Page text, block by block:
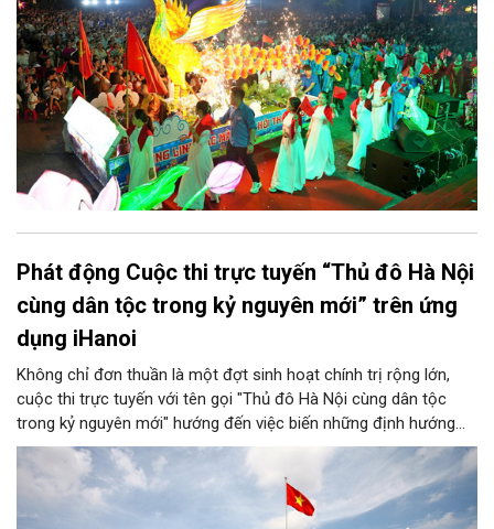
Phát động Cuộc thi trực tuyến “Thủ đô Hà Nội
cùng dân tộc trong kỷ nguyên mới” trên ứng
dụng iHanoi
Không chỉ đơn thuần là một đợt sinh hoạt chính trị rộng lớn,
cuộc thi trực tuyến với tên gọi "Thủ đô Hà Nội cùng dân tộc
trong kỷ nguyên mới" hướng đến việc biến những định hướng
chiến lược trong Nghị quyết số 02-NQ/TW của Bộ Chính trị
thành niềm tin, thành nhận thức chung của mỗi người dân.